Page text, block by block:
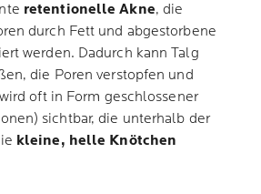
retentionelle Akne, die
durch Fett und abgestorbene
werden. Dadurch kann Talg
die Poren verstopfen und
oft in Form geschlossener
sichtbar, die unterhalb der
kleine, helle Knötchen